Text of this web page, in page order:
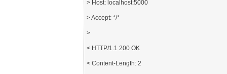
> Host: localhost:5000
> Accept: */*
>
< HTTP/1.1 200 OK
< Content-Length: 2